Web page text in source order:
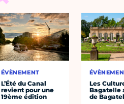
ÉVÈNEMENT
L’Été du Canal
revient pour une
19ème édition
Les
Bagatelle
de